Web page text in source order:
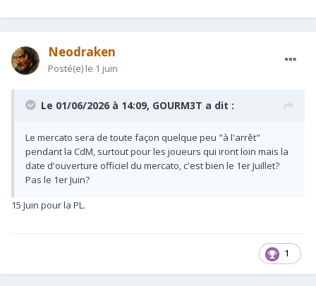
Neodraken
Posté(e) le 1 juin
Le 01/06/2026 à 14:09, GOURM3T a dit :
Le mercato sera de toute façon quelque peu "à l'arrêt"
pendant la CdM, surtout pour les joueurs qui iront loin mais la
date d'ouverture officiel du mercato, c'est bien le 1er Juillet?
Pas le 1er Juin?
15 Juin pour la PL.
1